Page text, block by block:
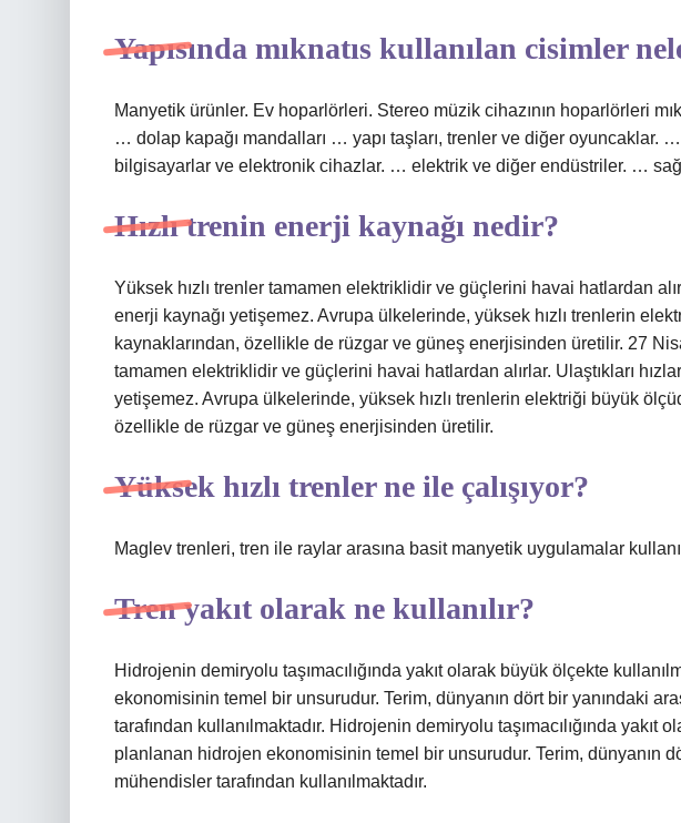
Yapısında mıknatıs kullanılan cisimler
Manyetik ürünler. Ev hoparlörleri. Stereo müzik cihazının hoparlörleri
… dolap kapağı mandalları … yapı taşları, trenler ve diğer oyuncaklar.
bilgisayarlar ve elektronik cihazlar. … elektrik ve diğer endüstriler. …
Hızlı trenin enerji kaynağı nedir?
Yüksek hızlı trenler tamamen elektriklidir ve güçlerini havai hatlardan
enerji kaynağı yetişemez. Avrupa ülkelerinde, yüksek hızlı trenlerin
kaynaklarından, özellikle de rüzgar ve güneş enerjisinden üretilir. 27
tamamen elektriklidir ve güçlerini havai hatlardan alırlar. Ulaştıkları
yetişemez. Avrupa ülkelerinde, yüksek hızlı trenlerin elektriği büyük
özellikle de rüzgar ve güneş enerjisinden üretilir.
Yüksek hızlı trenler ne ile çalışıyor?
Maglev trenleri, tren ile raylar arasına basit manyetik uygulamalar
Tren yakıt olarak ne kullanılır?
Hidrojenin demiryolu taşımacılığında yakıt olarak büyük ölçekte
ekonomisinin temel bir unsurudur. Terim, dünyanın dört bir yanındaki
tarafından kullanılmaktadır. Hidrojenin demiryolu taşımacılığında yakıt
planlanan hidrojen ekonomisinin temel bir unsurudur. Terim, dünyanın
mühendisler tarafından kullanılmaktadır.